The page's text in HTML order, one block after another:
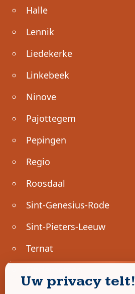
Halle
Lennik
Liedekerke
Linkebeek
Ninove
Pajottegem
Pepingen
Regio
Roosdaal
Sint-Genesius-Rode
Sint-Pieters-Leeuw
Ternat
Uw privacy telt!